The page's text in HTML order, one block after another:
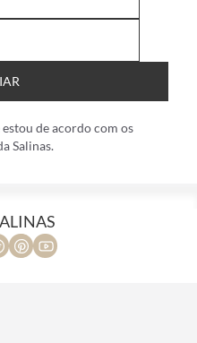
de acordo com os
Salinas.